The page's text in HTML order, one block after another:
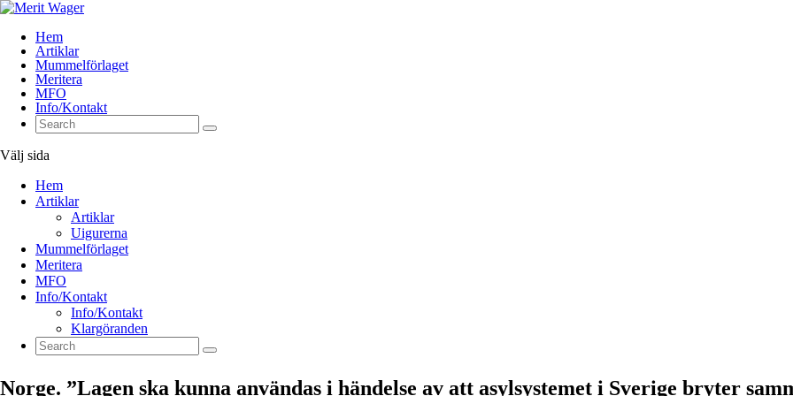
Hem
Artiklar
Mummelförlaget
Meritera
MFO
Info/Kontakt
Välj sida
Hem
Artiklar
Artiklar
Uigurerna
Mummelförlaget
Meritera
MFO
Info/Kontakt
Info/Kontakt
Klargöranden
Norge. ”Lagen ska kunna användas i händelse av att asylsystemet i Sverige bryter